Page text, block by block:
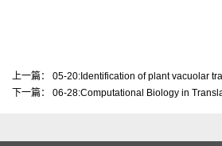
上一篇：
05-20:Identification of plant vacuolar
下一篇：
06-28:Computational Biology in